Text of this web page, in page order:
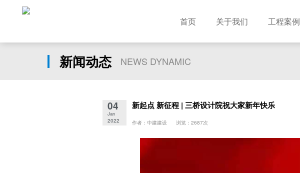
首页 关于我们 工程案例
新闻动态 NEWS DYNAMIC
04
Jan
2022
新起点 新征程 | 三桥设计院祝大家新年快乐
作者：中建建设 浏览：2687次